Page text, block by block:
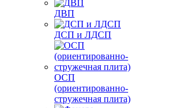
ДВП
ДСП и ЛДСП
ОСП
(ориентированно-
стружечная плита)